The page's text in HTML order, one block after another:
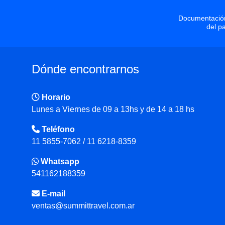
del
Dónde encontrarnos
Horario
Lunes a Viernes de 09 a 13hs y de 14 a 18 hs
Teléfono
11 5855-7062 / 11 6218-8359
Whatsapp
541162188359
E-mail
ventas@summittravel.com.ar